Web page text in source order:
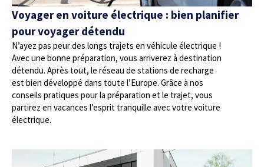
Voyager en voiture électrique : bien planifier
pour voyager détendu
N’ayez pas peur des longs trajets en véhicule électrique !
Avec une bonne préparation, vous arriverez à destination
détendu. Après tout, le réseau de stations de recharge
est bien développé dans toute l’Europe. Grâce à nos
conseils pratiques pour la préparation et le trajet, vous
partirez en vacances l’esprit tranquille avec votre voiture
électrique.